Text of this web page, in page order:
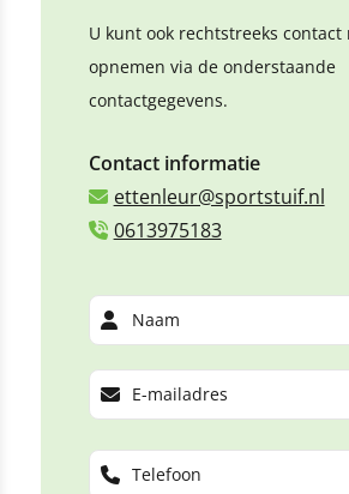
U kunt ook rechtstreeks contact
opnemen via de onderstaande
contactgegevens.
Contact informatie
ettenleur@sportstuif.nl
0613975183